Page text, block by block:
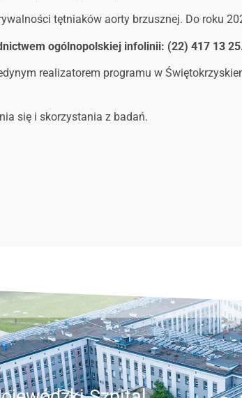
tętniaków aorty brzusznej. Do roku
ogólnopolskiej infolinii: (22) 417 13
realizatorem programu w
się i skorzystania z badań.